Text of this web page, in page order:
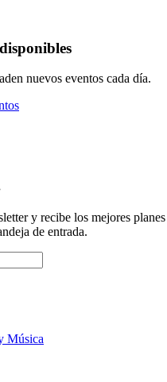
nuevos eventos cada día.
y recibe los mejores
de entrada.
Música